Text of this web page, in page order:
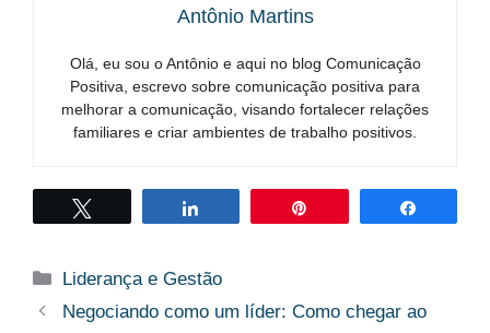
Antônio Martins
Olá, eu sou o Antônio e aqui no blog Comunicação
Positiva, escrevo sobre comunicação positiva para
melhorar a comunicação, visando fortalecer relações
familiares e criar ambientes de trabalho positivos.
Compartilhar
Categorias
Liderança e Gestão
Negociando como um líder: Como chegar ao